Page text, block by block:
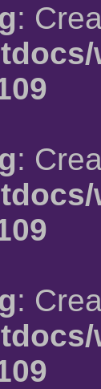
:
:
: